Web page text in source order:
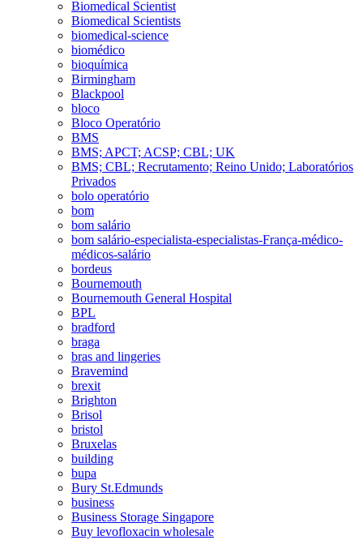
Biomedical Scientist
Biomedical Scientists
biomedical-science
biomédico
bioquímica
Birmingham
Blackpool
bloco
Bloco Operatório
BMS
BMS; APCT; ACSP; CBL; UK
BMS; CBL; Recrutamento; Reino Unido; Laboratórios
Privados
bolo operatório
bom
bom salário
bom salário-especialista-especialistas-França-médico-
médicos-salário
bordeus
Bournemouth
Bournemouth General Hospital
BPL
bradford
braga
bras and lingeries
Bravemind
brexit
Brighton
Brisol
bristol
Bruxelas
building
bupa
Bury St.Edmunds
business
Business Storage Singapore
Buy levofloxacin wholesale